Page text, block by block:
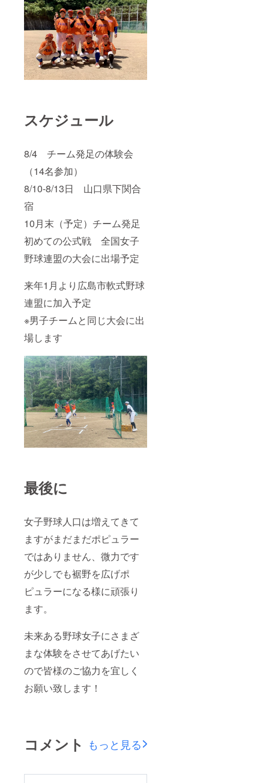
スケジュール
8/4 チーム発足の体験会
（14名参加）
8/10-8/13日 山口県下関合
宿
10月末（予定）チーム発足
初めての公式戦 全国女子
野球連盟の大会に出場予定
来年1月より広島市軟式野球
連盟に加入予定
※男子チームと同じ大会に出
場します
最後に
女子野球人口は増えてきて
ますがまだまだポピュラー
ではありません、微力です
が少しでも裾野を広げポ
ピュラーになる様に頑張り
ます。
未来ある野球女子にさまざ
まな体験をさせてあげたい
ので皆様のご協力を宜しく
お願い致します！
コメント もっと見る